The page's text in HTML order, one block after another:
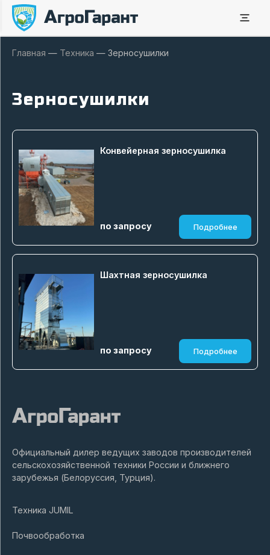
Главная — Техника — Зерносушилки
Зерносушилки
Конвейерная зерносушилка
по запросу Подробнее
Шахтная зерносушилка
по запросу Подробнее
Официальный дилер ведущих заводов производителей
сельскохозяйственной техники России и ближнего
зарубежья (Белоруссия, Турция).
Техника JUMIL
Почвообработка